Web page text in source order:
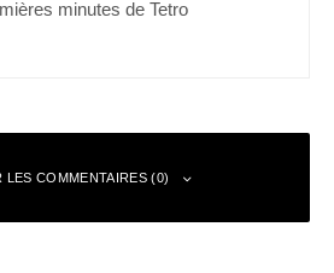
minutes de Tetro
LES COMMENTAIRES (0)